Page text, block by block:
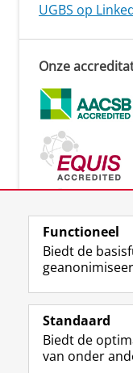
UGBS op
Onze
Lees meer
Uw Business
Functioneel
Biedt de
Standaard
Biedt de
van onder